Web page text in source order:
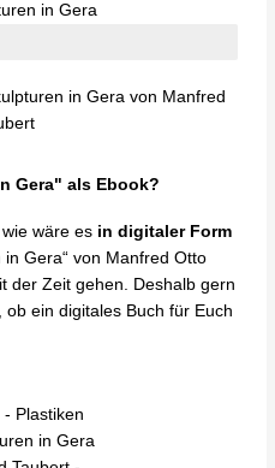
in Gera
Gera" als Ebook?
wäre es in digitaler Form
Gera“ von Manfred Otto
der Zeit gehen. Deshalb gern
ein digitales Buch für Euch